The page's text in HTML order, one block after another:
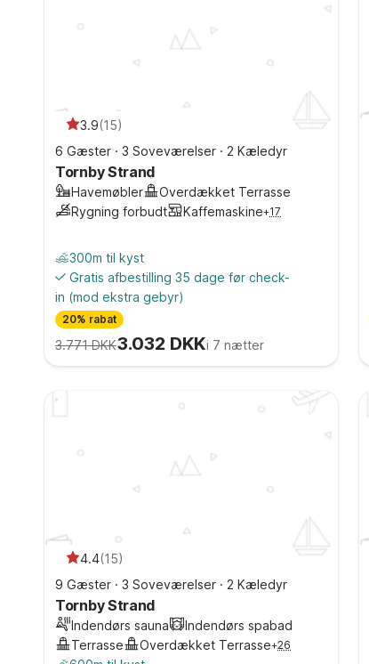
3.9(15)
6 Gæster · 3 Soveværelser · 2 Kæledyr
Tornby Strand
Havemøbler
Overdækket Terrasse
Rygning forbudt
Kaffemaskine+17
300m til kyst
Gratis afbestilling 35 dage før check-
in (mod ekstra gebyr)
20% rabat
3.771 DKK3.032 DKKi 7 nætter
4.4(15)
9 Gæster · 3 Soveværelser · 2 Kæledyr
Tornby Strand
Indendørs sauna
Indendørs spabad
Terrasse
Overdækket Terrasse+26